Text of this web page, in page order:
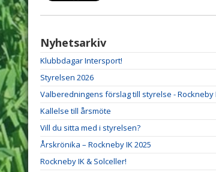
Nyhetsarkiv
Klubbdagar Intersport!
Styrelsen 2026
Valberedningens förslag till styrelse - Rockneby
Kallelse till årsmöte
Vill du sitta med i styrelsen?
Årskrönika – Rockneby IK 2025
Rockneby IK & Solceller!